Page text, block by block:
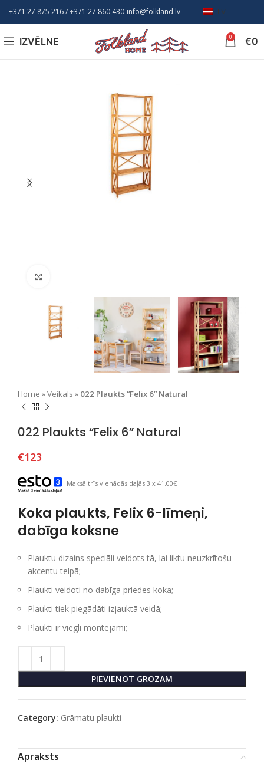
+371 27 875 216/ +371 27 860 430 info@folkland.lv LV
IZVĒLNE 0 €0
Home »Veikals » 022 Plaukts “Felix 6” Natural
022 Plaukts “Felix 6” Natural
€123
Maksā trīs vienādās daļās 3 x 41.00€
Koka plaukts, Felix 6-līmeņi,
dabīga koksne
Plauktu dizains speciāli veidots tā, lai liktu neuzkrītošu
akcentu telpā;
Plaukti veidoti no dabīga priedes koka;
Plaukti tiek piegādāti izjauktā veidā;
Plaukti ir viegli montējami;
PIEVIENOT GROZAM
Category: Grāmatu plaukti
Apraksts